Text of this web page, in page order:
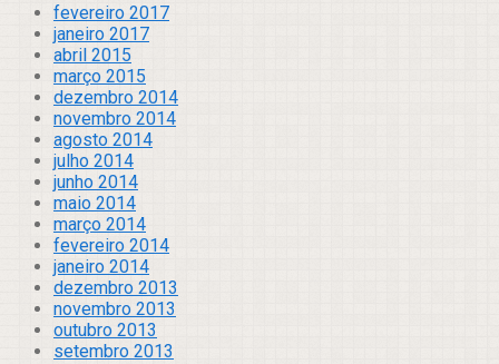
fevereiro 2017
janeiro 2017
abril 2015
março 2015
dezembro 2014
novembro 2014
agosto 2014
julho 2014
junho 2014
maio 2014
março 2014
fevereiro 2014
janeiro 2014
dezembro 2013
novembro 2013
outubro 2013
setembro 2013